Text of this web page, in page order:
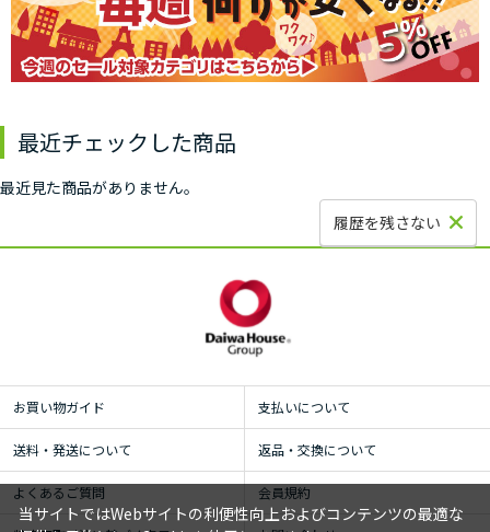
最近チェックした商品
最近見た商品がありません。
履歴を残さない
お買い物ガイド 支払いについて
送料・発送について 返品・交換について
よくあるご質問 会員規約
当サイトではWebサイトの利便性向上およびコンテンツの最適な